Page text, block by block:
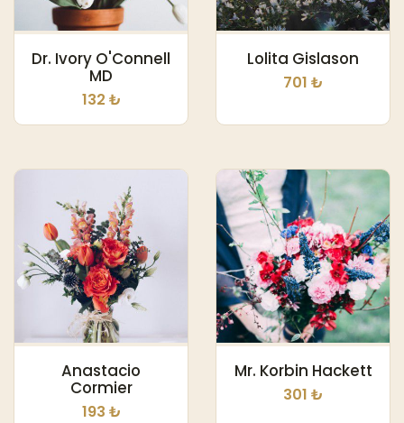
Dr. Ivory O'Connell
MD
132 ₺
Lolita Gislason
701 ₺
Anastacio
Cormier
193 ₺
Mr. Korbin Hackett
301 ₺